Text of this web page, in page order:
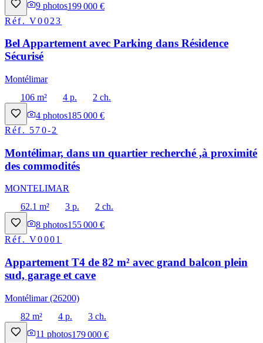
9 photos199 000 €
Réf.V0023
Bel Appartement avec Parking dans Résidence
Sécurisé
Montélimar
106 m²
4 p.
2 ch.
4 photos185 000 €
Réf. 570-2
Montélimar, dans un quartier recherché ,à proximité
des commodités
MONTELIMAR
62.1 m²
3 p.
2 ch.
8 photos155 000 €
Réf.V0001
Appartement T4 de 82 m² avec grand balcon plein
sud, garage et cave
Montélimar (26200)
82 m²
4 p.
3 ch.
11 photos179 000 €